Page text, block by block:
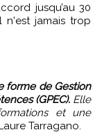
jusqu’au 30
n'est jamais trop
forme de Gestion
(GPEC). Elle
et une
Tarragano.